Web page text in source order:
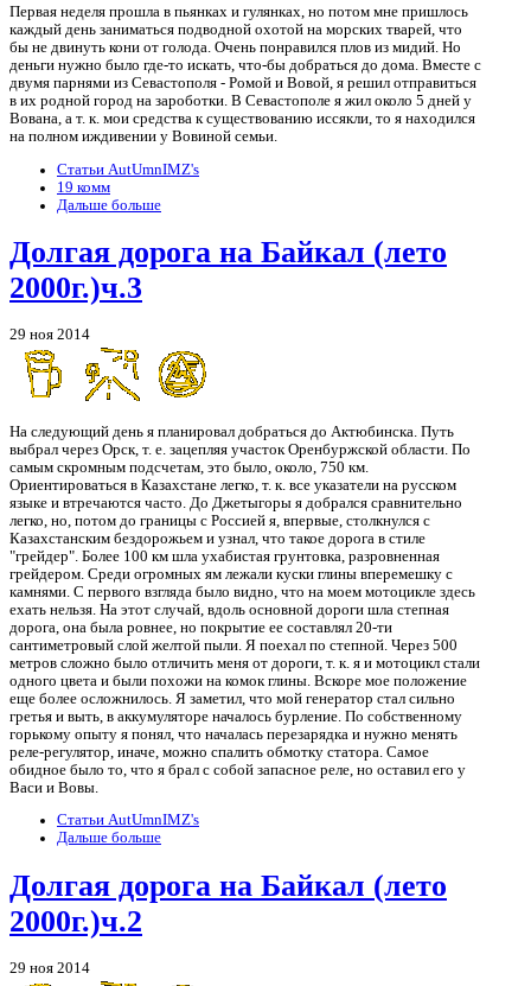
Первая неделя прошла в пьянках и гулянках, но потом мне пришлось
каждый день заниматься подводной охотой на морских тварей, что
бы не двинуть кони от голода. Очень понравился плов из мидий. Но
деньги нужно было где-то искать, что-бы добраться до дома. Вместе с
двумя парнями из Севастополя - Ромой и Вовой, я решил отправиться
в их родной город на зароботки. В Севастополе я жил около 5 дней у
Вована, а т. к. мои средства к существованию иссякли, то я находился
на полном иждивении у Вовиной семьи.
Статьи AutUmnIMZ's
19 комм
Дальше больше
Долгая дорога на Байкал (лето
2000г.)ч.3
29 ноя 2014
На следующий день я планировал добраться до Актюбинска. Путь
выбрал через Орск, т. е. зацепляя участок Оренбуржской области. По
самым скромным подсчетам, это было, около, 750 км.
Ориентироваться в Казахстане легко, т. к. все указатели на русском
языке и втречаются часто. До Джетыгоры я добрался сравнительно
легко, но, потом до границы с Россией я, впервые, столкнулся с
Казахстанским бездорожьем и узнал, что такое дорога в стиле
"грейдер". Более 100 км шла ухабистая грунтовка, разровненная
грейдером. Среди огромных ям лежали куски глины вперемешку с
камнями. С первого взгляда было видно, что на моем мотоцикле здесь
ехать нельзя. На этот случай, вдоль основной дороги шла степная
дорога, она была ровнее, но покрытие ее составлял 20-ти
сантиметровый слой желтой пыли. Я поехал по степной. Через 500
метров сложно было отличить меня от дороги, т. к. я и мотоцикл стали
одного цвета и были похожи на комок глины. Вскоре мое положение
еще более осложнилось. Я заметил, что мой генератор стал сильно
гретья и выть, в аккумуляторе началось бурление. По собственному
горькому опыту я понял, что началась перезарядка и нужно менять
реле-регулятор, иначе, можно спалить обмотку статора. Самое
обидное было то, что я брал с собой запасное реле, но оставил его у
Васи и Вовы.
Статьи AutUmnIMZ's
Дальше больше
Долгая дорога на Байкал (лето
2000г.)ч.2
29 ноя 2014